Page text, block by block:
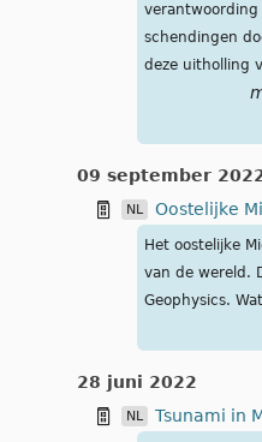
verantwoording
schendingen
deze uitholling
09 september
NL Oostelijke
Het oostelijke
van de wereld.
Geophysics.
28 juni 2022
NL Tsunami in